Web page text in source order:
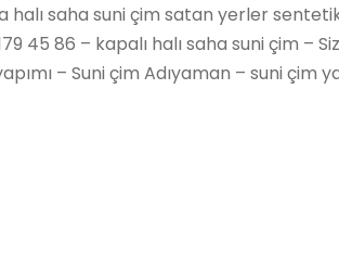
halı saha suni çim satan yerler
45 86 – kapalı halı saha suni çim –
– Suni çim Adıyaman – suni çim